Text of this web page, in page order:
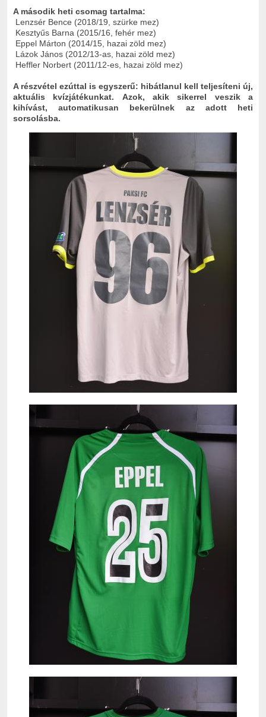
A második heti csomag tartalma:
Lenzsér Bence (2018/19, szürke mez)
Kesztyűs Barna (2015/16, fehér mez)
Eppel Márton (2014/15, hazai zöld mez)
Lázok János (2012/13-as, hazai zöld mez)
Heffler Norbert (2011/12-es, hazai zöld mez)
A részvétel ezúttal is egyszerű: hibátlanul kell teljesíteni új,
aktuális kvízjátékunkat.
Azok, akik sikerrel veszik a
kihívást, automatikusan bekerülnek az adott heti
sorsolásba.